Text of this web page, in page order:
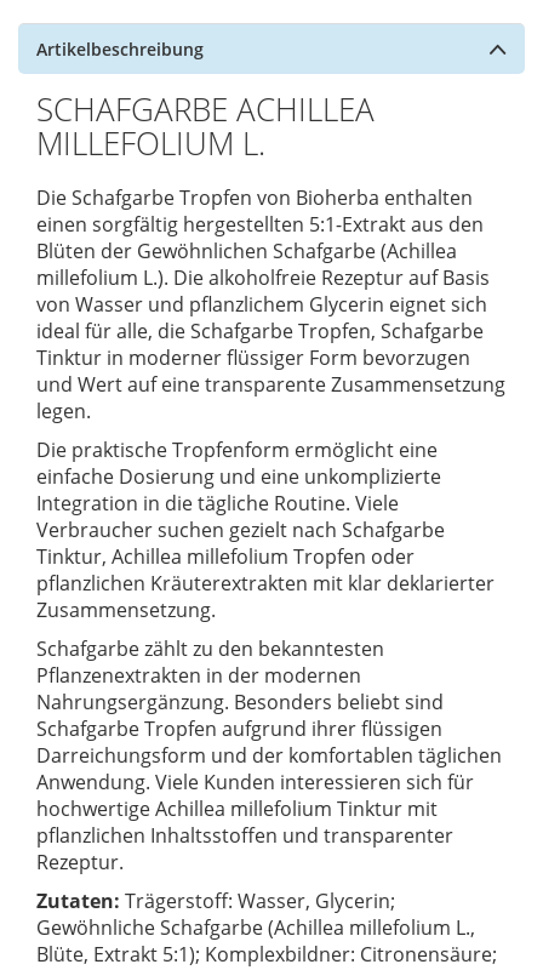
Artikelbeschreibung
SCHAFGARBE ACHILLEA
MILLEFOLIUM L.
Die Schafgarbe Tropfen von Bioherba enthalten
einen sorgfältig hergestellten 5:1-Extrakt aus den
Blüten der Gewöhnlichen Schafgarbe (Achillea
millefolium L.). Die alkoholfreie Rezeptur auf Basis
von Wasser und pflanzlichem Glycerin eignet sich
ideal für alle, die Schafgarbe Tropfen, Schafgarbe
Tinktur in moderner flüssiger Form bevorzugen
und Wert auf eine transparente Zusammensetzung
legen.
Die praktische Tropfenform ermöglicht eine
einfache Dosierung und eine unkomplizierte
Integration in die tägliche Routine. Viele
Verbraucher suchen gezielt nach Schafgarbe
Tinktur, Achillea millefolium Tropfen oder
pflanzlichen Kräuterextrakten mit klar deklarierter
Zusammensetzung.
Schafgarbe zählt zu den bekanntesten
Pflanzenextrakten in der modernen
Nahrungsergänzung. Besonders beliebt sind
Schafgarbe Tropfen aufgrund ihrer flüssigen
Darreichungsform und der komfortablen täglichen
Anwendung. Viele Kunden interessieren sich für
hochwertige Achillea millefolium Tinktur mit
pflanzlichen Inhaltsstoffen und transparenter
Rezeptur.
Zutaten: Trägerstoff: Wasser, Glycerin;
Gewöhnliche Schafgarbe (Achillea millefolium L.,
Blüte, Extrakt 5:1); Komplexbildner: Citronensäure;